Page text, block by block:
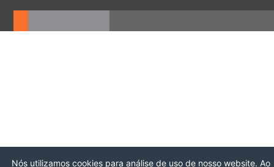
Nós utilizamos cookies para análise de uso de nosso website. Ao